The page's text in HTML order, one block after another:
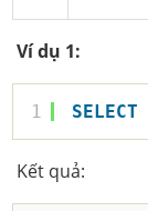
Ví dụ 1:
1 SELECT
Kết quả: